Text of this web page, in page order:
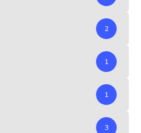
2
1
1
3